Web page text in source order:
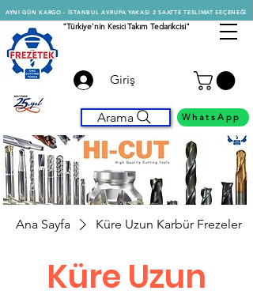
AYNI GÜN KARGO - İSTANBUL AVRUPA YAKASI 2 SAATTE TESLİMAT SEÇENEĞİ
"Türkiye'nin KesiciTakım Tedarikcisi"
Giriş
Arama WhatsApp
Ana Sayfa Küre Uzun Karbür Frezeler
Küre Uzun